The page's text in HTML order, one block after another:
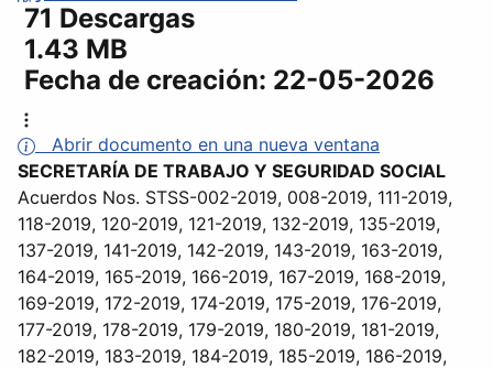
71 Descargas
1.43 MB
Fecha de creación: 22-05-2026
Abrir documento en una nueva ventana
SECRETARÍA DE TRABAJO Y SEGURIDAD SOCIAL
Acuerdos Nos. STSS-002-2019, 008-2019, 111-2019,
118-2019, 120-2019, 121-2019, 132-2019, 135-2019,
137-2019, 141-2019, 142-2019, 143-2019, 163-2019,
164-2019, 165-2019, 166-2019, 167-2019, 168-2019,
169-2019, 172-2019, 174-2019, 175-2019, 176-2019,
177-2019, 178-2019, 179-2019, 180-2019, 181-2019,
182-2019, 183-2019, 184-2019, 185-2019, 186-2019,